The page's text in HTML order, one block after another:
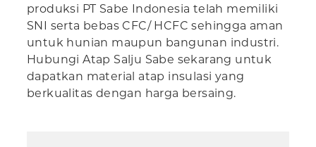
produksi PT Sabe Indonesia telah memiliki
SNI serta bebas CFC/ HCFC sehingga aman
untuk hunian maupun bangunan industri.
Hubungi Atap Salju Sabe sekarang untuk
dapatkan material atap insulasi yang
berkualitas dengan harga bersaing.